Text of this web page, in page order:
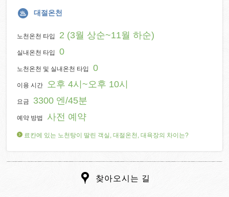
대절온천
노천온천 타입 2 (3월 상순~11월 하순)
실내온천 타입 0
노천온천 및 실내온천 타입 0
이용 시간 오후 4시~오후 10시
요금 3300 엔/45분
예약 방법 사전 예약
료칸에 있는 노천탕이 딸린 객실, 대절온천, 대욕장의 차이는?
찾아오시는 길